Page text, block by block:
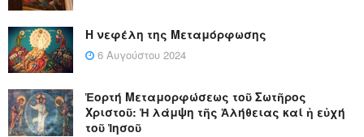
Η νεφέλη της Μεταμόρφωσης
6 Αυγούστου 2024
Ἑορτή Μεταμορφώσεως τοῦ Σωτῆρος
Χριστοῦ: Ἡ λάμψη τῆς Ἀλήθειας καί ἡ εὐχή
τοῦ Ἰησοῦ